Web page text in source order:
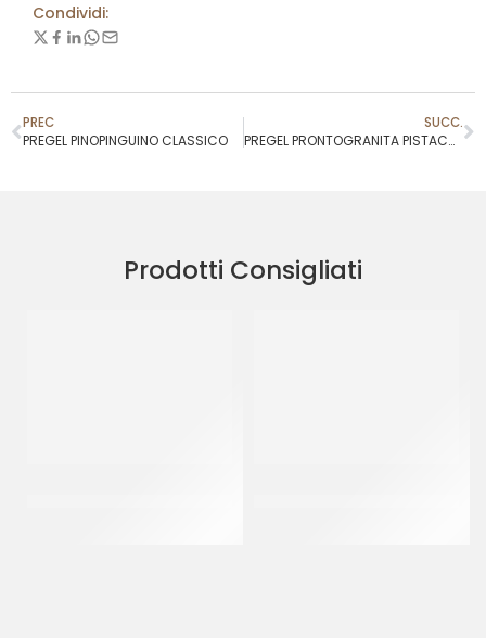
Condividi:
PREC
PREGEL PINOPINGUINO CLASSICO
SUCC.
PREGEL PRONTOGRANITA PISTACCHIO
Prodotti Consigliati